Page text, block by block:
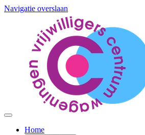
Navigatie overslaan
Home